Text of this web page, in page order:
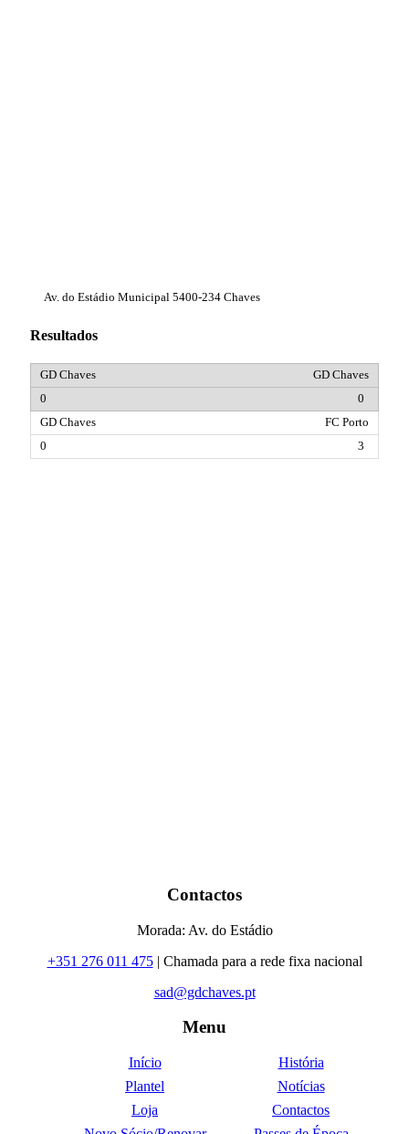
Av. do Estádio Municipal 5400-234 Chaves
Resultados
GD Chaves
0
FC Porto
3
Contactos
Morada: Av. do Estádio
+351 276 011 475| Chamada para a rede fixa nacional
sad@gdchaves.pt
Menu
Início
História
Plantel
Notícias
Loja
Contactos